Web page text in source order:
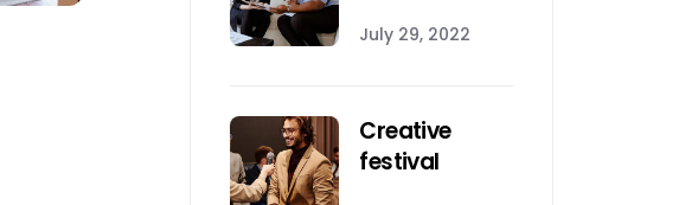
July 29, 2022
Creative
festival